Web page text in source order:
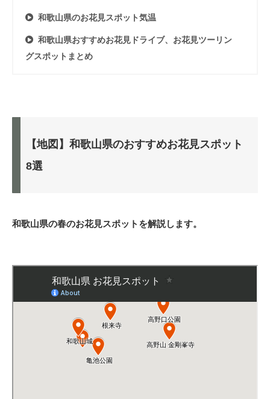
和歌山県のお花見スポット気温
和歌山県おすすめお花見ドライブ、お花見ツーリン
グスポットまとめ
【地図】和歌山県のおすすめお花見スポット
8選
和歌山県の春のお花見スポットを解説します。